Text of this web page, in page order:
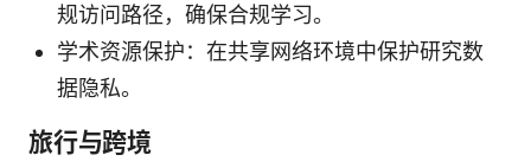
规访问路径，确保合规学习。
学术资源保护：在共享网络环境中保护研究数
据隐私。
旅行与跨境